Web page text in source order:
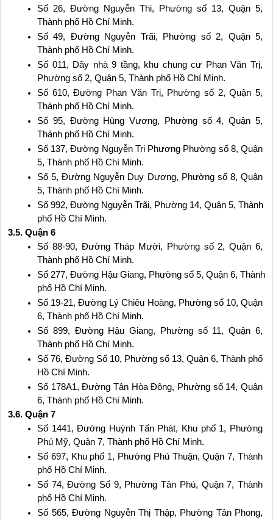
Số 26, Đường Nguyễn Thi, Phường số 13, Quận 5,
Thành phố Hồ Chí Minh.
Số 49, Đường Nguyễn Trãi, Phường số 2, Quận 5,
Thành phố Hồ Chí Minh.
Số 011, Dãy nhà 9 tầng, khu chung cư Phan Văn Trị,
Phường số 2, Quận 5, Thành phố Hồ Chí Minh.
Số 610, Đường Phan Văn Trị, Phường số 2, Quận 5,
Thành phố Hồ Chí Minh.
Số 95, Đường Hùng Vương, Phường số 4, Quận 5,
Thành phố Hồ Chí Minh.
Số 137, Đường Nguyễn Tri Phương Phường số 8, Quận
5, Thành phố Hồ Chí Minh.
Số 5, Đường Nguyễn Duy Dương, Phường số 8, Quận
5, Thành phố Hồ Chí Minh.
Số 992, Đường Nguyễn Trãi, Phường 14, Quận 5, Thành
phố Hồ Chí Minh.
3.5. Quận 6
Số 88-90, Đường Tháp Mười, Phường số 2, Quận 6,
Thành phố Hồ Chí Minh.
Số 277, Đường Hậu Giang, Phường số 5, Quận 6, Thành
phố Hồ Chí Minh.
Số 19-21, Đường Lý Chiêu Hoàng, Phường số 10, Quận
6, Thành phố Hồ Chí Minh.
Số 899, Đường Hậu Giang, Phường số 11, Quận 6,
Thành phố Hồ Chí Minh.
Số 76, Đường Số 10, Phường số 13, Quận 6, Thành phố
Hồ Chí Minh.
Số 178A1, Đường Tân Hòa Đông, Phường số 14, Quận
6, Thành phố Hồ Chí Minh.
3.6. Quận 7
Số 1441, Đường Huỳnh Tấn Phát, Khu phố 1, Phường
Phú Mỹ, Quận 7, Thành phố Hồ Chí Minh.
Số 697, Khu phố 1, Phường Phú Thuận, Quận 7, Thành
phố Hồ Chí Minh.
Số 74, Đường Số 9, Phường Tân Phú, Quận 7, Thành
phố Hồ Chí Minh.
Số 565, Đường Nguyễn Thị Thập, Phường Tân Phong,